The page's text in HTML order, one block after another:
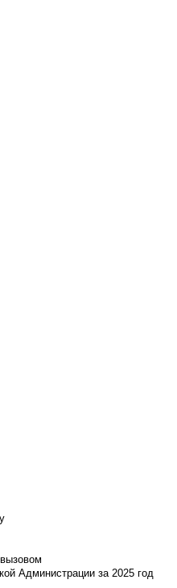
Администрации за 2025 год